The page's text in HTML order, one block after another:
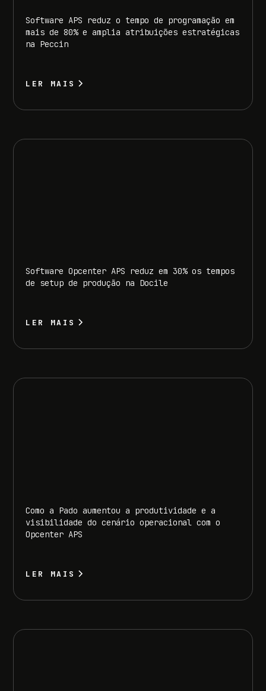
Software APS reduz o tempo de programação em
mais de 80% e amplia atribuições estratégicas
na Peccin
LER MAIS
Software Opcenter APS reduz em 30% os tempos
de setup de produção na Docile
LER MAIS
Como a Pado aumentou a produtividade e a
visibilidade do cenário operacional com o
Opcenter APS
LER MAIS